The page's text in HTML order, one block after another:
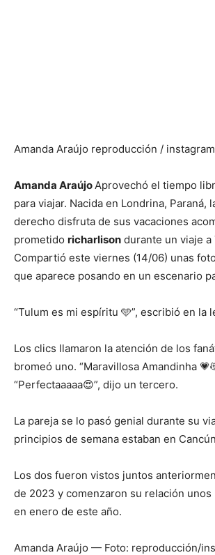
Amanda Araújo reproducción / instagram
Amanda Araújo Aprovechó el tiempo
para viajar. Nacida en Londrina, Paraná,
derecho disfruta de sus vacaciones
prometido richarlison durante un viaje a
Compartió este viernes (14/06) unas
que aparece posando en un escenario
“Tulum es mi espíritu 🩵”, escribió en la
Los clics llamaron la atención de los
bromeó uno. “Maravillosa Amandinha
“Perfectaaaaa😍”, dijo un tercero.
La pareja se lo pasó genial durante su
principios de semana estaban en
Los dos fueron vistos juntos
de 2023 y comenzaron su relación unos
en enero de este año.
Amanda Araújo — Foto: reproducción/